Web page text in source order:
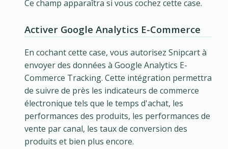
Ce champ apparaîtra si vous cochez cette case.
Activer Google Analytics E-Commerce
En cochant cette case, vous autorisez Snipcart à
envoyer des données à Google Analytics E-
Commerce Tracking. Cette intégration permettra
de suivre de près les indicateurs de commerce
électronique tels que le temps d'achat, les
performances des produits, les performances de
vente par canal, les taux de conversion des
produits et bien plus encore.